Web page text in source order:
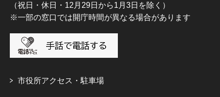
（祝日・休日・12月29日から1月3日を除く）
※一部の窓口では開庁時間が異なる場合があります
市役所アクセス・駐車場